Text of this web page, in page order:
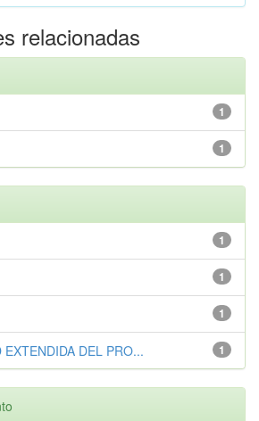
relacionadas
1
1
1
1
1
1
EXTENDIDA DEL PRO...